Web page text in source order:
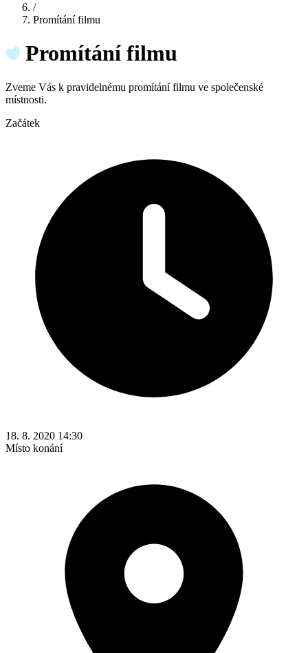
/
Promítání filmu
Promítání filmu
Zveme Vás k pravidelnému promítání filmu ve společenské
místnosti.
Začátek
18. 8. 2020 14:30
Místo konání